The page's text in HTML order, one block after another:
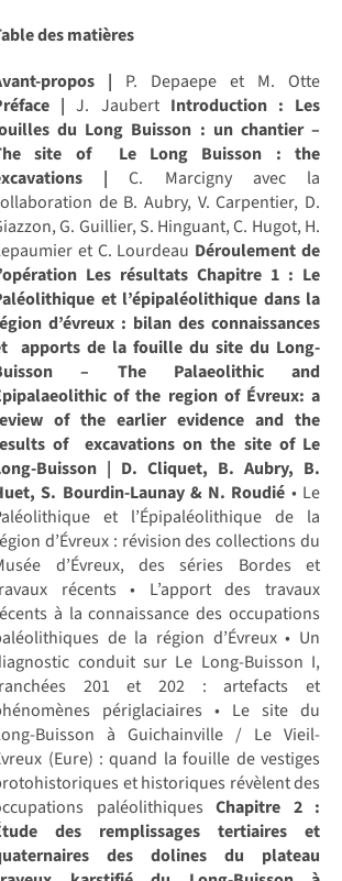
des matières
propos | P. Depaepe et M. Otte
| J. Jaubert Introduction : Les
du Long Buisson : un chantier –
site of Le Long Buisson : the
| C. Marcigny avec la
de B. Aubry, V. Carpentier, D.
G. Guillier, S. Hinguant, C. Hugot, H.
et C. Lourdeau Déroulement de
Les résultatsChapitre 1 : Le
et l’épipaléolithique dans la
d’évreux : bilan des connaissances
apports de la fouille du site du Long-
– The Palaeolithic and
of the region of Évreux: a
of the earlier evidence and the
of excavations on the site of Le
Buisson | D. Cliquet, B. Aubry, B.
S. Bourdin-Launay & N. Roudié • Le
et l’Épipaléolithique de la
d’Évreux : révision des collections du
d’Évreux, des séries Bordes et
récents • L’apport des travaux
à la connaissance des occupations
de la région d’Évreux • Un
conduit sur Le Long-Buisson I,
201 et 202 : artefacts et
périglaciaires • Le site du
Buisson à Guichainville / Le Vieil-
(Eure) : quand la fouille de vestiges
et historiques révèlent des
paléolithiquesChapitre 2 :
des remplissages tertiaires et
des dolines du plateau